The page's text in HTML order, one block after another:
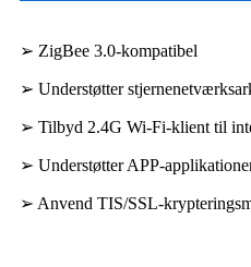
➢ ZigBee 3.0-kompatibel
➢ Understøtter
➢ Tilbyd 2.4G Wi-Fi-klient til
➢ Understøtter APP-
➢ Anvend TIS/SSL-